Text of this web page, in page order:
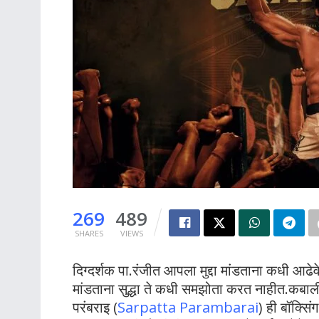
269
SHARES
489
VIEWS
दिग्दर्शक पा.रंजीत आपला मुद्दा मांडताना कधी
मांडताना सुद्धा ते कधी समझोता करत
परंबराइ (Sarpatta Parambarai) ही